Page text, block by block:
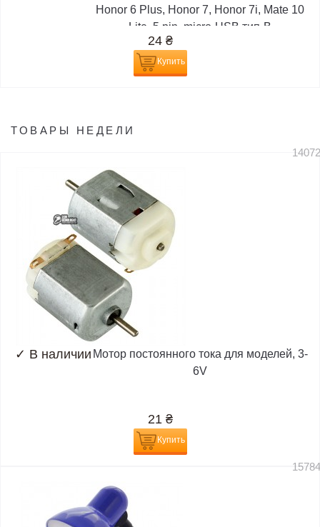
Honor 6 Plus, Honor 7, Honor 7i, Mate 10
Lite, 5 pin, micro-USB тип-B
24 ₴
Купить
ТОВАРЫ НЕДЕЛИ
✓ В наличии Мотор постоянного тока для моделей, 3-
6V
21 ₴
Купить